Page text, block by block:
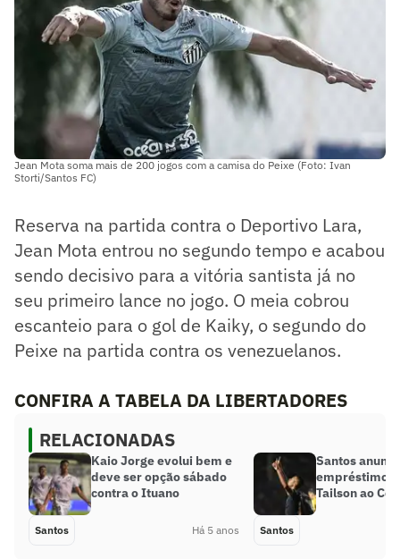
Jean Mota soma mais de 200 jogos com a camisa do Peixe (Foto: Ivan
Storti/Santos FC)
Reserva na partida contra o Deportivo Lara,
Jean Mota entrou no segundo tempo e acabou
sendo decisivo para a vitória santista já no
seu primeiro lance no jogo. O meia cobrou
escanteio para o gol de Kaiky, o segundo do
Peixe na partida contra os venezuelanos.
CONFIRA A TABELA DA LIBERTADORES
RELACIONADAS
Kaio Jorge evolui bem e
deve ser opção sábado
contra o Ituano
Santos Há 5 anos
Santos
empréstimo
Tailson ao
Santos